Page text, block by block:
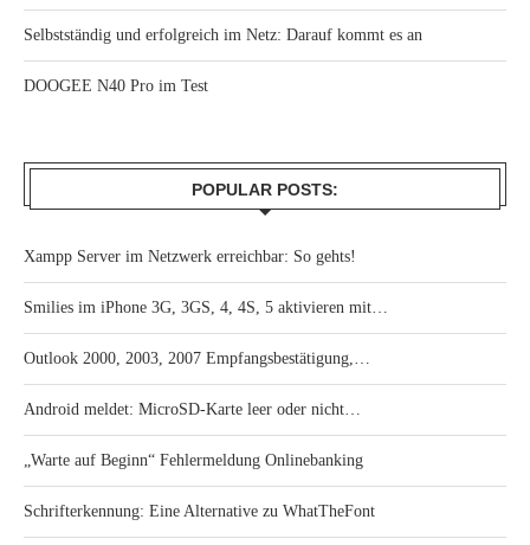
Selbstständig und erfolgreich im Netz: Darauf kommt es an
DOOGEE N40 Pro im Test
POPULAR POSTS:
Xampp Server im Netzwerk erreichbar: So gehts!
Smilies im iPhone 3G, 3GS, 4, 4S, 5 aktivieren mit…
Outlook 2000, 2003, 2007 Empfangsbestätigung,…
Android meldet: MicroSD-Karte leer oder nicht…
„Warte auf Beginn“ Fehlermeldung Onlinebanking
Schrifterkennung: Eine Alternative zu WhatTheFont